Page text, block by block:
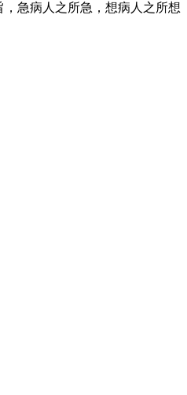
急病人之所急，想病人之所想